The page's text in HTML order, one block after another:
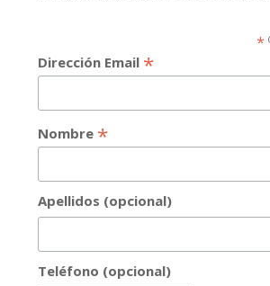
*
Dirección Email *
Nombre *
Apellidos (opcional)
Teléfono (opcional)